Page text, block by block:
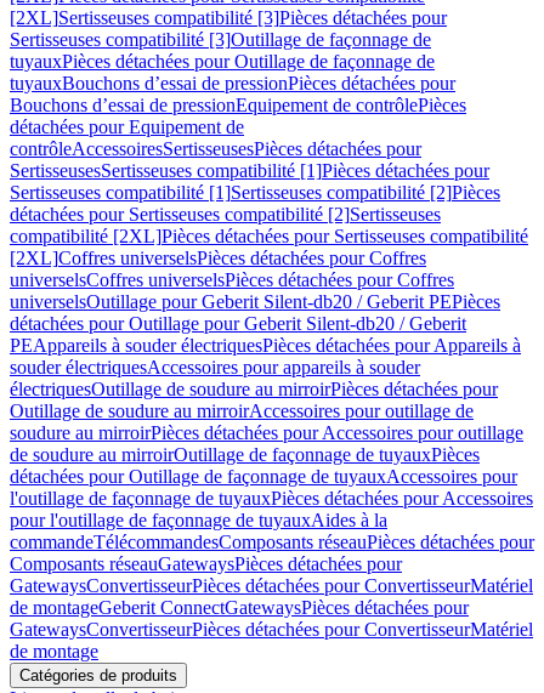
[2XL]Sertisseuses compatibilité [3]Pièces détachées pour
Sertisseuses compatibilité [3]Outillage de façonnage de
tuyauxPièces détachées pour Outillage de façonnage de
tuyauxBouchons d’essai de pressionPièces détachées pour
Bouchons d’essai de pressionEquipement de contrôlePièces
détachées pour Equipement de
contrôleAccessoiresSertisseusesPièces détachées pour
SertisseusesSertisseuses compatibilité [1]Pièces détachées pour
Sertisseuses compatibilité [1]Sertisseuses compatibilité [2]Pièces
détachées pour Sertisseuses compatibilité [2]Sertisseuses
compatibilité [2XL]Pièces détachées pour Sertisseuses compatibilité
[2XL]Coffres universelsPièces détachées pour Coffres
universelsCoffres universelsPièces détachées pour Coffres
universelsOutillage pour Geberit Silent-db20 / Geberit PEPièces
détachées pour Outillage pour Geberit Silent-db20 / Geberit
PEAppareils à souder électriquesPièces détachées pour Appareils à
souder électriquesAccessoires pour appareils à souder
électriquesOutillage de soudure au mirroirPièces détachées pour
Outillage de soudure au mirroirAccessoires pour outillage de
soudure au mirroirPièces détachées pour Accessoires pour outillage
de soudure au mirroirOutillage de façonnage de tuyauxPièces
détachées pour Outillage de façonnage de tuyauxAccessoires pour
l'outillage de façonnage de tuyauxPièces détachées pour Accessoires
pour l'outillage de façonnage de tuyauxAides à la
commandeTélécommandesComposants réseauPièces détachées pour
Composants réseauGatewaysPièces détachées pour
GatewaysConvertisseurPièces détachées pour ConvertisseurMatériel
de montageGeberit ConnectGatewaysPièces détachées pour
GatewaysConvertisseurPièces détachées pour ConvertisseurMatériel
de montage
Catégories de produits